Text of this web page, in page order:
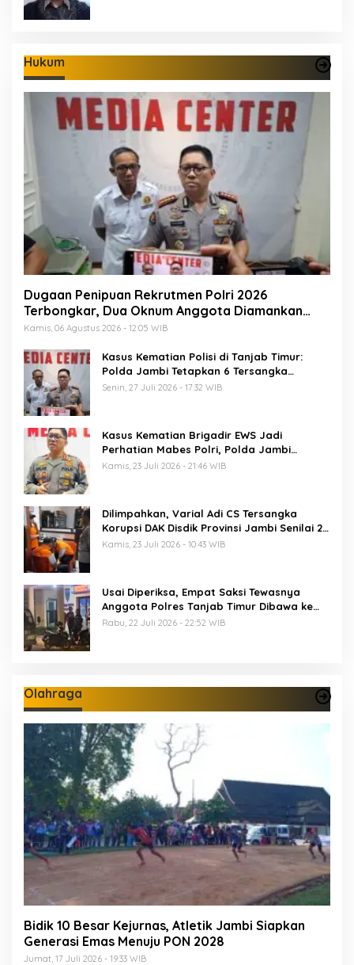
Hukum
Dugaan Penipuan Rekrutmen Polri 2026
Terbongkar, Dua Oknum Anggota Diamankan
Propam Polda Jambi
Kamis, 06 Agustus 2026 - 12:05 WIB
Kasus Kematian Polisi di Tanjab Timur:
Polda Jambi Tetapkan 6 Tersangka
Termasuk 5 Anggota Polri
Senin, 27 Juli 2026 - 17:32 WIB
Kasus Kematian Brigadir EWS Jadi
Perhatian Mabes Polri, Polda Jambi
Periksa 18 Saksi
Kamis, 23 Juli 2026 - 21:46 WIB
Dilimpahkan, Varial Adi CS Tersangka
Korupsi DAK Disdik Provinsi Jambi Senilai 21
M Segera Disidang
Kamis, 23 Juli 2026 - 10:43 WIB
Usai Diperiksa, Empat Saksi Tewasnya
Anggota Polres Tanjab Timur Dibawa ke
Sel Tahanan Mapolda Jambi
Rabu, 22 Juli 2026 - 22:52 WIB
Olahraga
Bidik 10 Besar Kejurnas, Atletik Jambi Siapkan
Generasi Emas Menuju PON 2028
Jumat, 17 Juli 2026 - 19:33 WIB